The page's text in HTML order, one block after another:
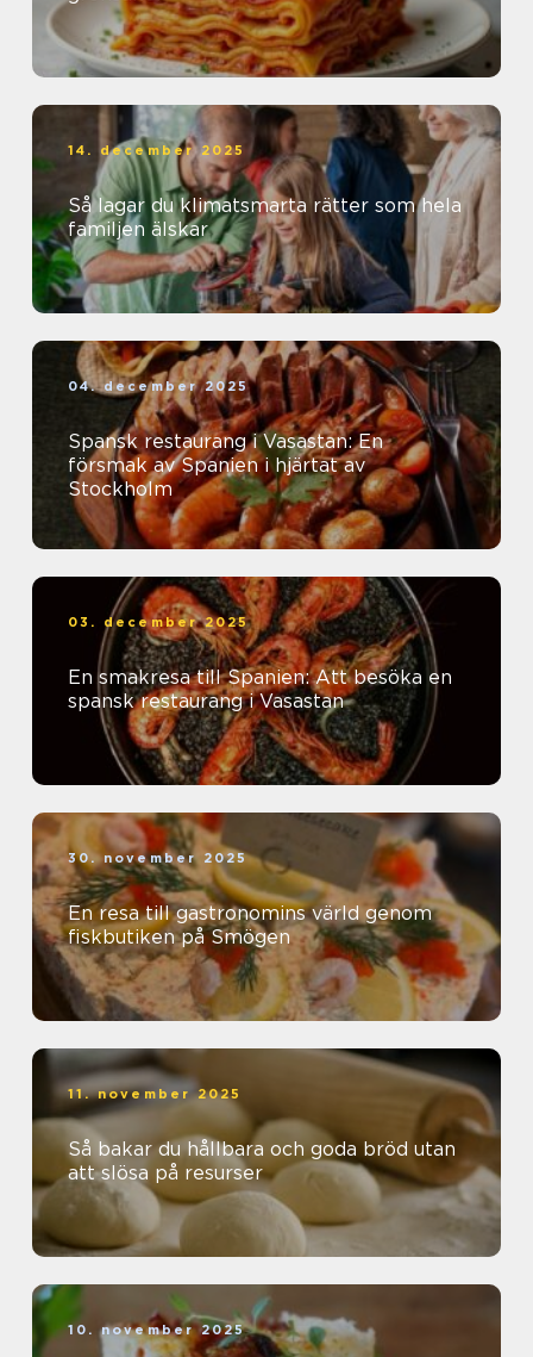
14. december 2025
Så lagar du klimatsmarta rätter som hela
familjen älskar
04. december 2025
Spansk restaurang i Vasastan: En
försmak av Spanien i hjärtat av
Stockholm
03. december 2025
En smakresa till Spanien: Att besöka en
spansk restaurang i Vasastan
30. november 2025
En resa till gastronomins värld genom
fiskbutiken på Smögen
11. november 2025
Så bakar du hållbara och goda bröd utan
att slösa på resurser
10. november 2025